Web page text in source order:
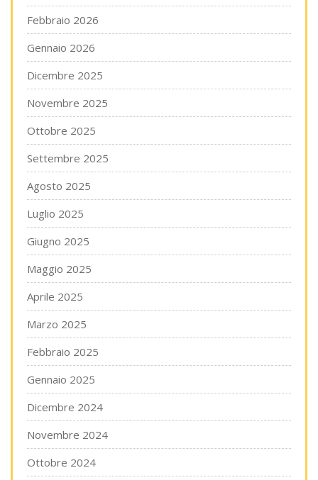
Febbraio 2026
Gennaio 2026
Dicembre 2025
Novembre 2025
Ottobre 2025
Settembre 2025
Agosto 2025
Luglio 2025
Giugno 2025
Maggio 2025
Aprile 2025
Marzo 2025
Febbraio 2025
Gennaio 2025
Dicembre 2024
Novembre 2024
Ottobre 2024